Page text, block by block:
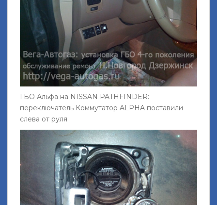
ГБО Альфа на NISSAN PATHFINDER:
переключатель Коммутатор ALPHA поставили
слева от руля